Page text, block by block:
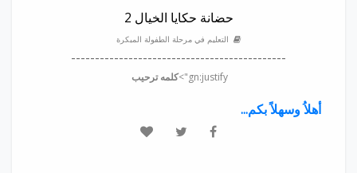
حضانة حكايا الخيال 2
التعليم في مرحلة الطفولة المبكرة
---------------------------------------------
gn:justify"> كلمه ترحيب
أهلاُ وسهلاً بكم...